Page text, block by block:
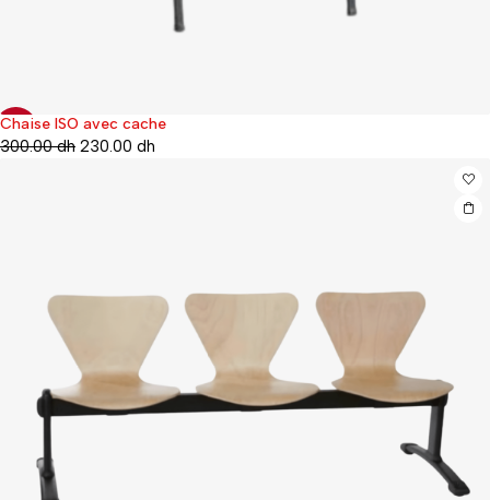
23%
Chaise ISO avec cache
300.00dh 230.00 dh